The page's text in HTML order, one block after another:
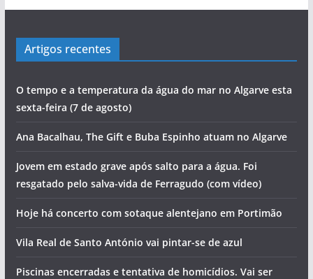
Artigos recentes
O tempo e a temperatura da água do mar no Algarve esta
sexta-feira (7 de agosto)
Ana Bacalhau, The Gift e Buba Espinho atuam no Algarve
Jovem em estado grave após salto para a água. Foi
resgatado pelo salva-vida de Ferragudo (com vídeo)
Hoje há concerto com sotaque alentejano em Portimão
Vila Real de Santo António vai pintar-se de azul
Piscinas encerradas e tentativa de homicídios. Vai ser